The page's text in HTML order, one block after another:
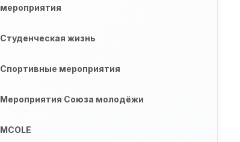
мероприятия
Студенческая жизнь
Спортивные мероприятия
Мероприятия Союза молодёжи
MCOLE